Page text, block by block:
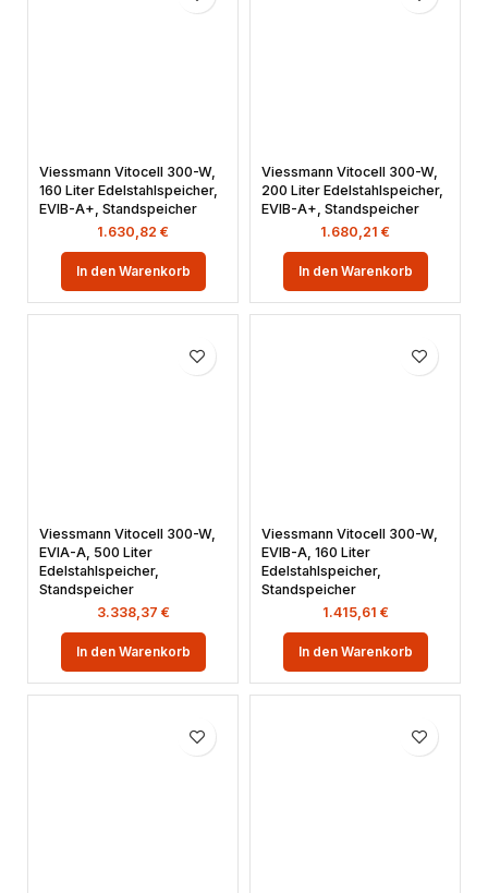
Viessmann Vitocell 300-W,
160 Liter Edelstahlspeicher,
EVIB-A+, Standspeicher
1.630,82 €
In den Warenkorb
Viessmann Vitocell 300-W,
200 Liter Edelstahlspeicher,
EVIB-A+, Standspeicher
1.680,21 €
In den Warenkorb
Viessmann Vitocell 300-W,
EVIA-A, 500 Liter
Edelstahlspeicher,
Standspeicher
3.338,37 €
In den Warenkorb
Viessmann Vitocell 300-W,
EVIB-A, 160 Liter
Edelstahlspeicher,
Standspeicher
1.415,61 €
In den Warenkorb